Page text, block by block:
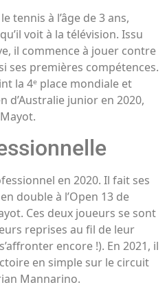
tennis à l’âge de 3 ans,
voit à la télévision. Issu
il commence à jouer contre
ses premières compétences.
la 4ᵉ place mondiale et
d’Australie junior en 2020,
en 2020. Il fait ses
double à l’Open 13 de
Ces deux joueurs se sont
reprises au fil de leur
encore !). En 2021, il
en simple sur le circuit
Mannarino.